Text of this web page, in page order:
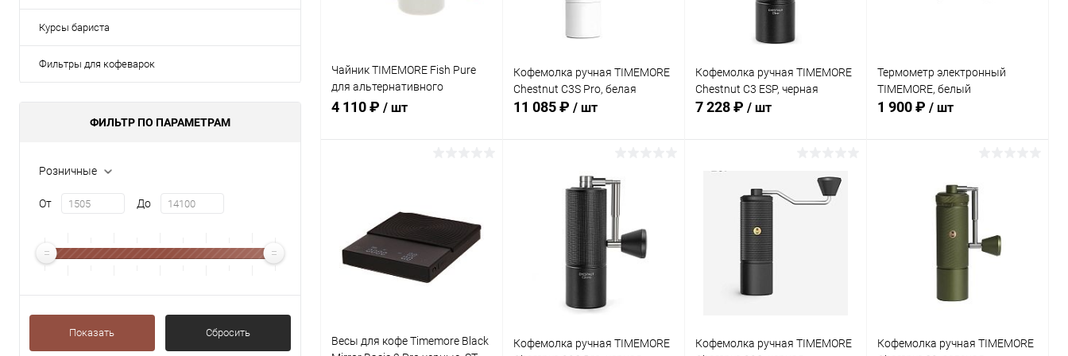
Курсы бариста
Фильтры для кофеварок
ФИЛЬТР ПО ПАРАМЕТРАМ
Розничные
От До
Показать Сбросить
Чайник TIMEMORE Fish Pure
для альтернативного
заваривания, 700 мл. белый
4 110 ₽ / шт
Купить в 1
В избранное В наличии
Кофемолка ручная TIMEMORE
Chestnut C3S Pro, белая
11 085 ₽ / шт
Купить в 1
В избранное В наличии
Кофемолка ручная TIMEMORE
Chestnut C3 ESP, черная
7 228 ₽ / шт
Купить в 1
В избранное
Термометр электронный
TIMEMORE, белый
1 900 ₽ / шт
В наличии
Весы для кофе Timemore Black
Кофемолка ручная TIMEMORE
Кофемолка ручная TIMEMORE
Кофемолка ручная TIMEMORE